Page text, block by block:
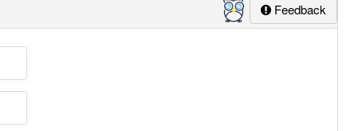
Feedback